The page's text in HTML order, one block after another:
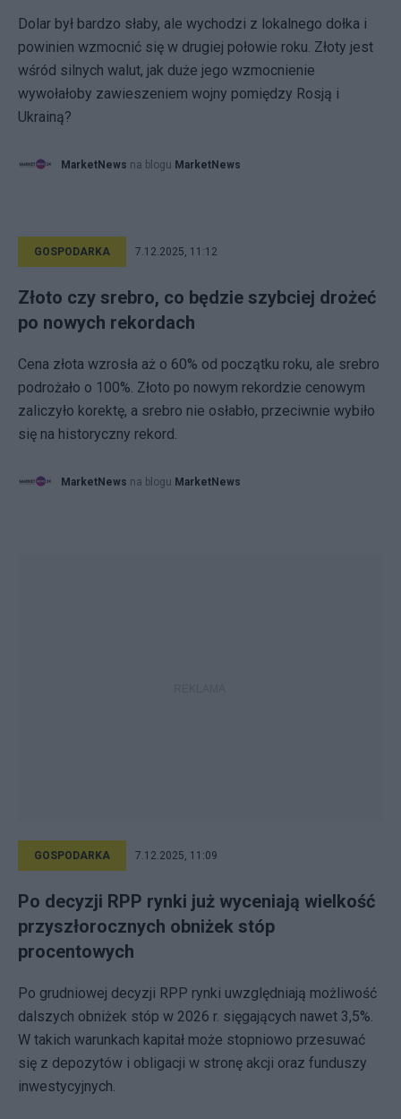
Dolar był bardzo słaby, ale wychodzi z lokalnego dołka i
powinien wzmocnić się w drugiej połowie roku. Złoty jest
wśród silnych walut, jak duże jego wzmocnienie
wywołałoby zawieszeniem wojny pomiędzy Rosją i
Ukrainą?
MarketNews na blogu MarketNews
GOSPODARKA 7.12.2025, 11:12
Złoto czy srebro, co będzie szybciej drożeć
po nowych rekordach
Cena złota wzrosła aż o 60% od początku roku, ale srebro
podrożało o 100%. Złoto po nowym rekordzie cenowym
zaliczyło korektę, a srebro nie osłabło, przeciwnie wybiło
się na historyczny rekord.
MarketNews na blogu MarketNews
GOSPODARKA 7.12.2025, 11:09
Po decyzji RPP rynki już wyceniają wielkość
przyszłorocznych obniżek stóp
procentowych
Po grudniowej decyzji RPP rynki uwzględniają możliwość
dalszych obniżek stóp w 2026 r. sięgających nawet 3,5%.
W takich warunkach kapitał może stopniowo przesuwać
się z depozytów i obligacji w stronę akcji oraz funduszy
inwestycyjnych.